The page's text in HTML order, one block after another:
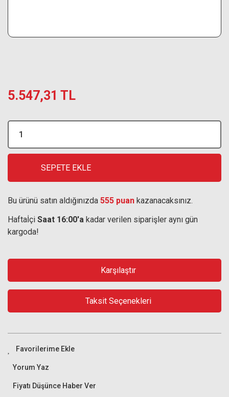
5.547,31 TL
SEPETE EKLE
Bu ürünü satın aldığınızda 555 puan kazanacaksınız.
Haftaİçi Saat 16:00'a kadar verilen siparişler aynı gün
kargoda!
Karşılaştır
Taksit Seçenekleri
Yorum Yaz
Fiyatı Düşünce Haber Ver